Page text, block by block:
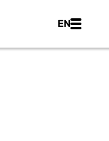
EN
Main